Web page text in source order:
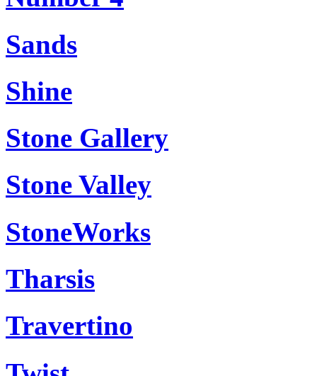
Sands
Shine
Stone Gallery
Stone Valley
StoneWorks
Tharsis
Travertino